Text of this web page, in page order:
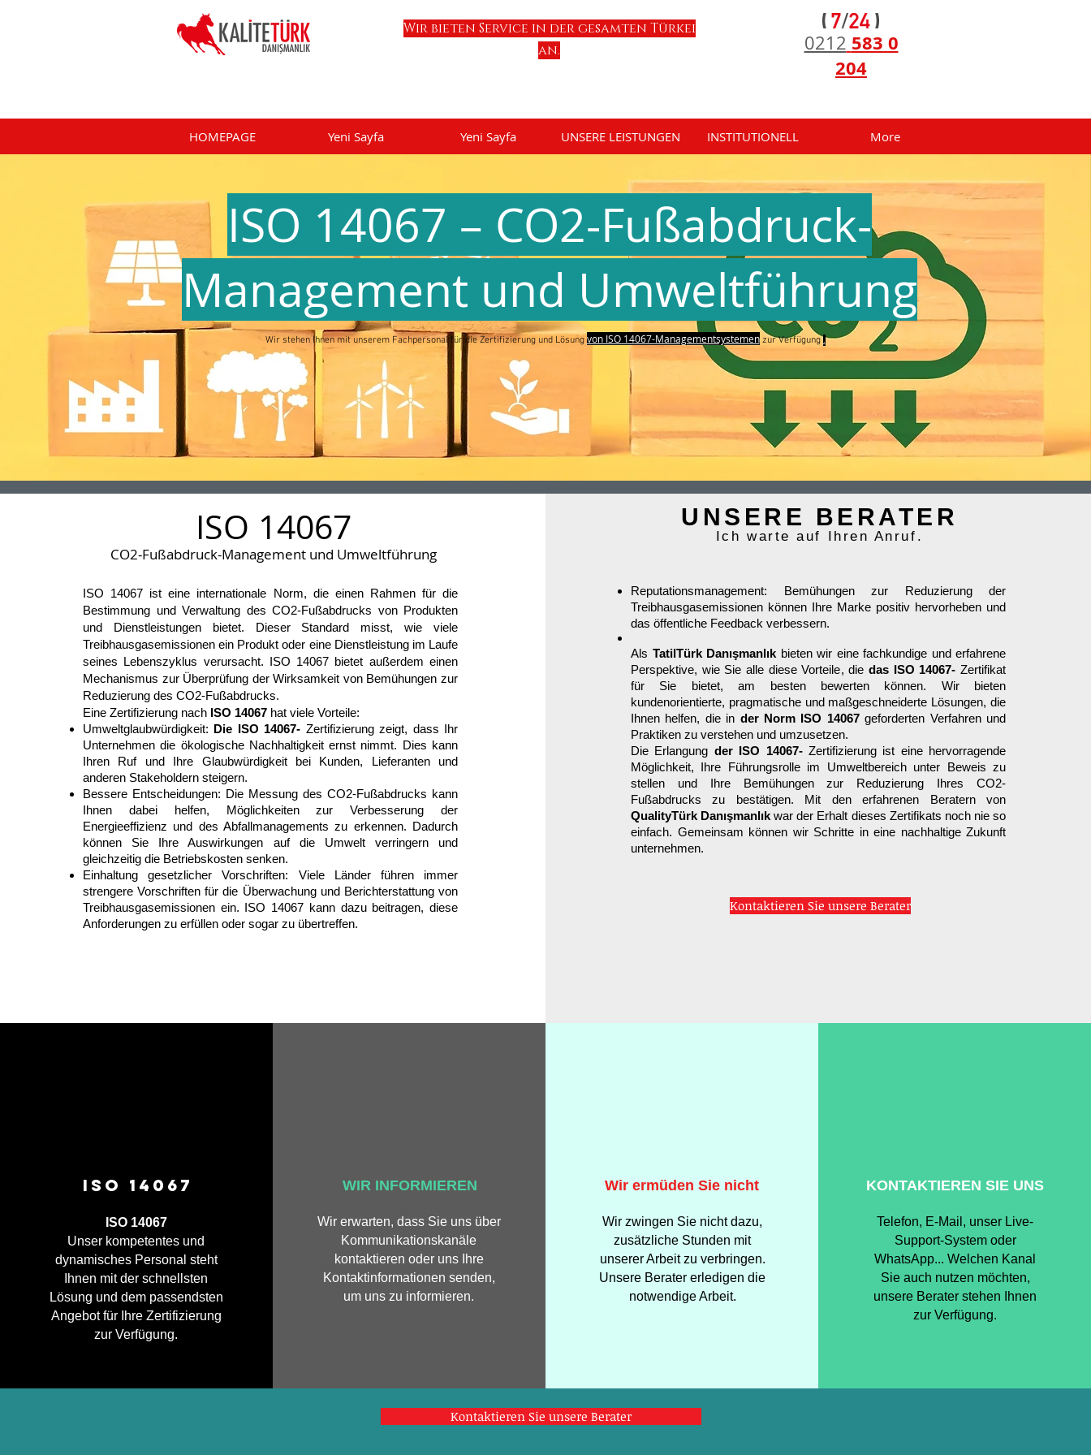
Wir bieten Service in der gesamten Türkei
an.
0212 583 0
204
HOMEPAGE Yeni Sayfa Yeni Sayfa UNSERE LEISTUNGEN INSTITUTIONELL More
ISO 14067 – CO2-Fußabdruck-
Management und Umweltführung
Wir stehen Ihnen mit unserem Fachpersonal für die Zertifizierung und Lösung von ISO 14067-Managementsystemenzur Verfügung.
ISO 14067
CO2-Fußabdruck-Management und Umweltführung
ISO 14067 ist eine internationale Norm, die einen Rahmen für die
Bestimmung und Verwaltung des CO2-Fußabdrucks von Produkten
und Dienstleistungen bietet. Dieser Standard misst, wie viele
Treibhausgasemissionen ein Produkt oder eine Dienstleistung im Laufe
seines Lebenszyklus verursacht. ISO 14067 bietet außerdem einen
Mechanismus zur Überprüfung der Wirksamkeit von Bemühungen zur
Reduzierung des CO2-Fußabdrucks.
Eine Zertifizierung nach ISO 14067 hat viele Vorteile:
Umweltglaubwürdigkeit: Die ISO 14067- Zertifizierung zeigt, dass Ihr
Unternehmen die ökologische Nachhaltigkeit ernst nimmt. Dies kann
Ihren Ruf und Ihre Glaubwürdigkeit bei Kunden, Lieferanten und
anderen Stakeholdern steigern.
Bessere Entscheidungen: Die Messung des CO2-Fußabdrucks kann
Ihnen dabei helfen, Möglichkeiten zur Verbesserung der
Energieeffizienz und des Abfallmanagements zu erkennen. Dadurch
können Sie Ihre Auswirkungen auf die Umwelt verringern und
gleichzeitig die Betriebskosten senken.
Einhaltung gesetzlicher Vorschriften: Viele Länder führen immer
strengere Vorschriften für die Überwachung und Berichterstattung von
Treibhausgasemissionen ein. ISO 14067 kann dazu beitragen, diese
Anforderungen zu erfüllen oder sogar zu übertreffen.
UNSERE BERATER
Ich warte auf Ihren Anruf.
Reputationsmanagement: Bemühungen zur Reduzierung der
Treibhausgasemissionen können Ihre Marke positiv hervorheben und
das öffentliche Feedback verbessern.
Als TatilTürk Danışmanlık bieten wir eine fachkundige und erfahrene
Perspektive, wie Sie alle diese Vorteile, die das ISO 14067- Zertifikat
für Sie bietet, am besten bewerten können. Wir bieten
kundenorientierte, pragmatische und maßgeschneiderte Lösungen, die
Ihnen helfen, die in der Norm ISO 14067geforderten Verfahren und
Praktiken zu verstehen und umzusetzen.
Die Erlangung der ISO 14067-Zertifizierung ist eine hervorragende
Möglichkeit, Ihre Führungsrolle im Umweltbereich unter Beweis zu
stellen und Ihre Bemühungen zur Reduzierung Ihres CO2-
Fußabdrucks zu bestätigen. Mit den erfahrenen Beratern von
QualityTürk Danışmanlık war der Erhalt dieses Zertifikats noch nie so
einfach. Gemeinsam können wir Schritte in eine nachhaltige Zukunft
unternehmen.
Kontaktieren Sie unsere Berater
ISO 14067
ISO 14067
Unser kompetentes und
dynamisches Personal steht
Ihnen mit der schnellsten
Lösung und dem passendsten
Angebot für Ihre Zertifizierung
zur Verfügung.
WIR INFORMIEREN
Wir erwarten, dass Sie uns über
Kommunikationskanäle
kontaktieren oder uns Ihre
Kontaktinformationen senden,
um uns zu informieren.
Wir ermüden Sie nicht
Wir zwingen Sie nicht dazu,
zusätzliche Stunden mit
unserer Arbeit zu verbringen.
Unsere Berater erledigen die
notwendige Arbeit.
KONTAKTIEREN SIE UNS
Telefon, E-Mail, unser Live-
Support-System oder
WhatsApp... Welchen Kanal
Sie auch nutzen möchten,
unsere Berater stehen Ihnen
zur Verfügung.
Kontaktieren Sie unsere Berater